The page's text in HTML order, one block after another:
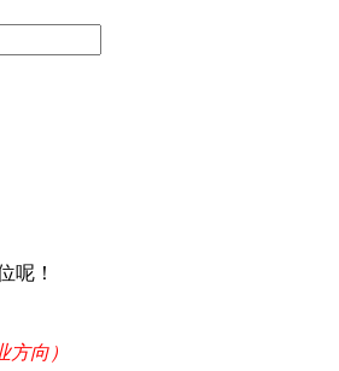
呢！
向）